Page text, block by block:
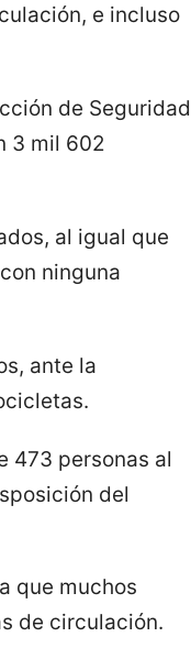
e incluso
de Seguridad
3 mil 602
al igual que
ninguna
ante la
473 personas al
del
que muchos
de circulación.